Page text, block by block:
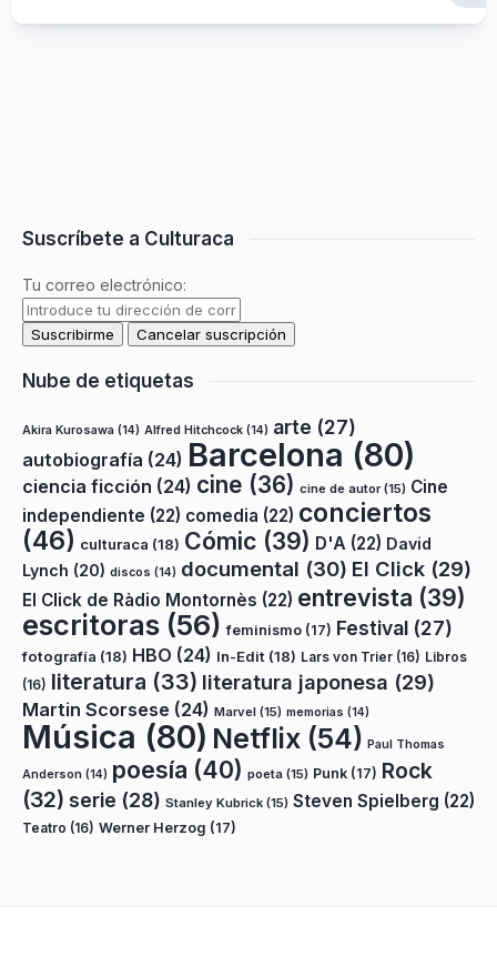
Suscríbete a Culturaca
Tu correo electrónico:
Nube de etiquetas
Akira Kurosawa (14) Alfred Hitchcock (14) arte (27)
autobiografía (24) Barcelona (80)
ciencia ficción (24) cine (36) cine de autor(15) Cine
independiente (22) comedia (22) conciertos
(46) culturaca (18) Cómic (39) D'A (22) David
Lynch (20) discos (14) documental (30) El Click (29)
El Click de Ràdio Montornès (22) entrevista (39)
escritoras (56) feminismo (17) Festival (27)
fotografía (18) HBO (24) In-Edit (18) Lars von Trier (16) Libros
(16) literatura (33) literatura japonesa (29)
Martin Scorsese (24) Marvel (15) memorias (14)
Música (80) Netflix (54) Paul Thomas
Anderson (14) poesía (40) poeta (15) Punk (17) Rock
(32) serie (28) Stanley Kubrick (15) Steven Spielberg (22)
Teatro (16) Werner Herzog (17)